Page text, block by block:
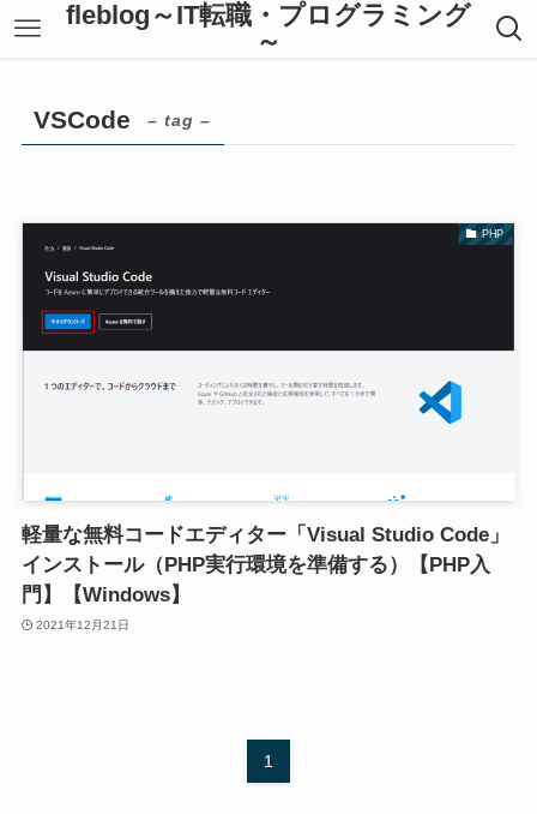
fleblog～IT転職・プログラミング
～
VSCode – tag –
PHP
軽量な無料コードエディター「Visual Studio Code」
インストール（PHP実行環境を準備する）【PHP入
門】【Windows】
2021年12月21日
1